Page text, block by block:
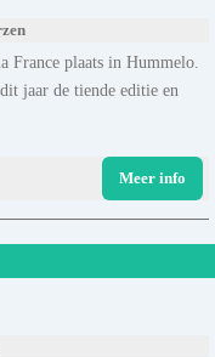
France plaats in Hummelo.
jaar de tiende editie en
Meer info